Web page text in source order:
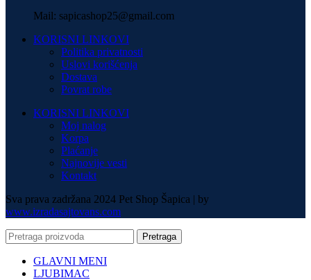
Mail: sapicashop25@gmail.com
KORISNI LINKOVI
Politika privatnosti
Uslovi korišćenja
Dostava
Povrat robe
KORISNI LINKOVI
Moj nalog
Korpa
Plaćanje
Najnovije vesti
Kontakt
Sva prava zadržana 2024 Pet Shop Šapica | by
www.izradasajtovans.com
Pretraga
GLAVNI MENI
LJUBIMAC